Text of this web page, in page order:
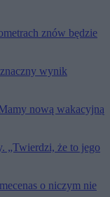
znów będzie
wynik
nową wakacyjną
„Twierdzi, że to jego
o niczym nie